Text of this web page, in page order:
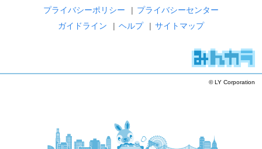
プライバシーポリシー
| プライバシーセンター
ガイドライン
| ヘルプ | サイトマップ
© LY Corporation